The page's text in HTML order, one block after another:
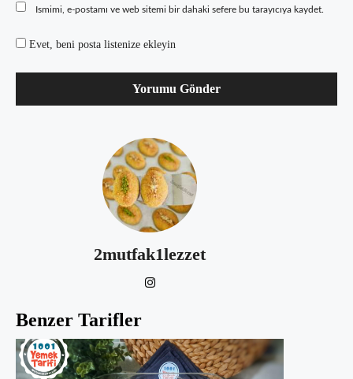
Ismimi, e-postamı ve web sitemi bir dahaki sefere bu tarayıcıya kaydet.
Evet, beni posta listenize ekleyin
2mutfak1lezzet
Benzer Tarifler